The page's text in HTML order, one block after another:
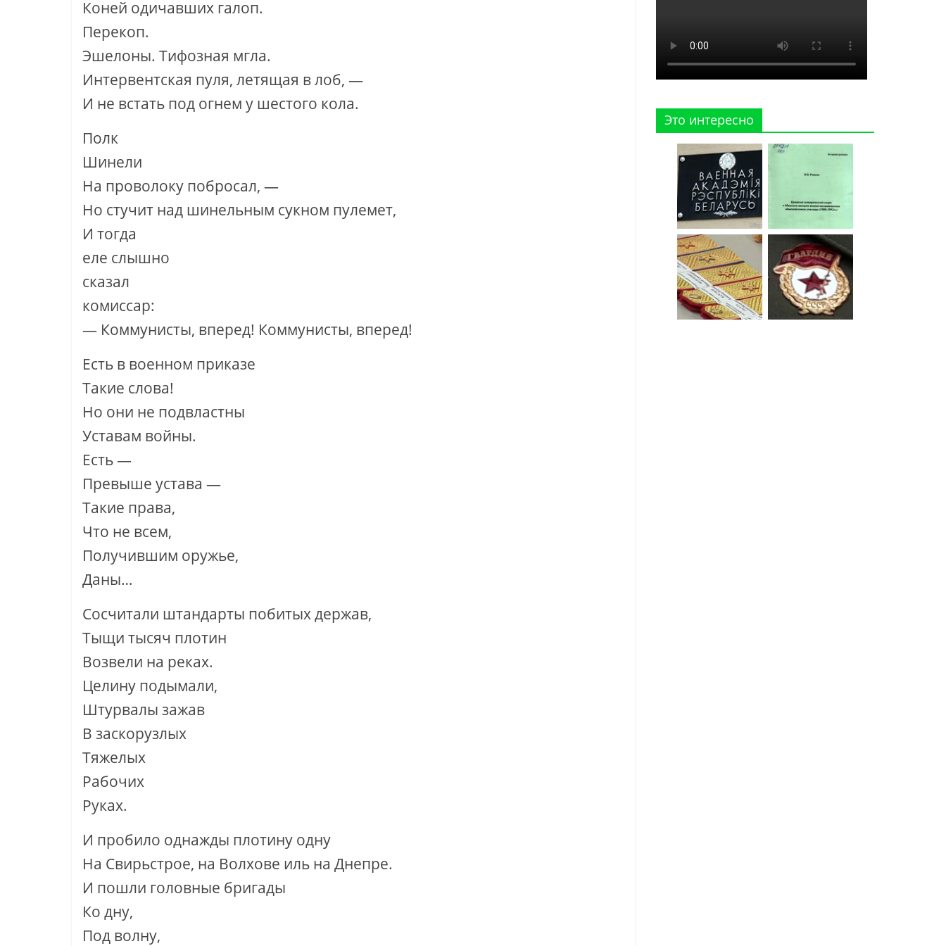
Коней одичавших галоп.
Перекоп.
Эшелоны. Тифозная мгла.
Интервентская пуля, летящая в лоб, —
И не встать под огнем у шестого кола.
Полк
Шинели
На проволоку побросал, —
Но стучит над шинельным сукном пулемет,
И тогда
еле слышно
сказал
комиссар:
— Коммунисты, вперед! Коммунисты, вперед!
Есть в военном приказе
Такие слова!
Но они не подвластны
Уставам войны.
Есть —
Превыше устава —
Такие права,
Что не всем,
Получившим оружье,
Даны…
Сосчитали штандарты побитых держав,
Тыщи тысяч плотин
Возвели на реках.
Целину подымали,
Штурвалы зажав
В заскорузлых
Тяжелых
Рабочих
Руках.
И пробило однажды плотину одну
На Свирьстрое, на Волхове иль на Днепре.
И пошли головные бригады
Ко дну,
Под волну,
Это интересно